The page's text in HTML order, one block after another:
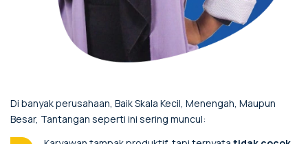
Di banyak perusahaan, Baik Skala Kecil, Menengah, Maupun
Besar, Tantangan seperti ini sering muncul: